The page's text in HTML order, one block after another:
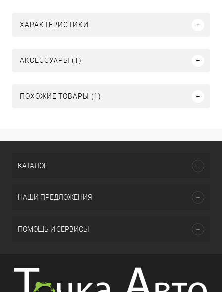
ХАРАКТЕРИСТИКИ
АКСЕССУАРЫ (1)
ПОХОЖИЕ ТОВАРЫ (1)
КАТАЛОГ
НАШИ ПРЕДЛОЖЕНИЯ
ПОМОЩЬ И СЕРВИСЫ